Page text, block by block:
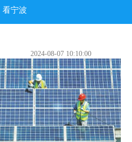
看宁波
2024-08-07 10:10:00